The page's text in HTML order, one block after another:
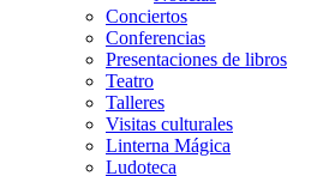
Conciertos
Conferencias
Presentaciones de libros
Teatro
Talleres
Visitas culturales
Linterna Mágica
Ludoteca